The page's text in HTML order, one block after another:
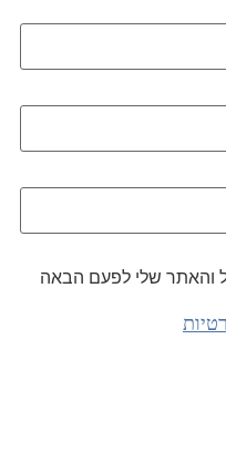
והאתר שלי לפעם הבאה